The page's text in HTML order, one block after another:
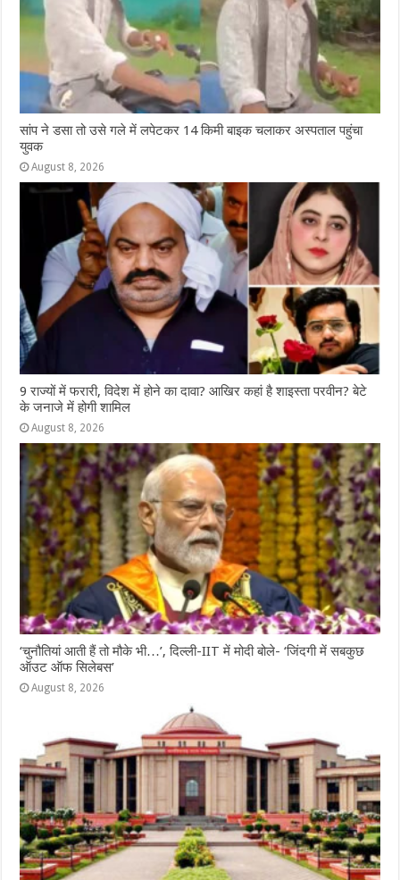
सांप ने डसा तो उसे गले में लपेटकर 14 किमी बाइक चलाकर अस्पताल पहुंचा
युवक
August 8, 2026
9 राज्‍यों में फरारी, व‍िदेश में होने का दावा? आख‍िर कहां है शाइस्‍ता परवीन? बेटे
के जनाजे में होगी शामिल
August 8, 2026
‘चुनौतियां आती हैं तो मौके भी…’, दिल्ली-IIT में मोदी बोले- ‘जिंदगी में सबकुछ
ऑउट ऑफ सिलेबस’
August 8, 2026